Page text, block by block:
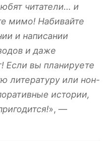
читатели… и
мимо! Набивайте
и написании
и даже
Если вы планируете
литературу или нон-
истории,
», —